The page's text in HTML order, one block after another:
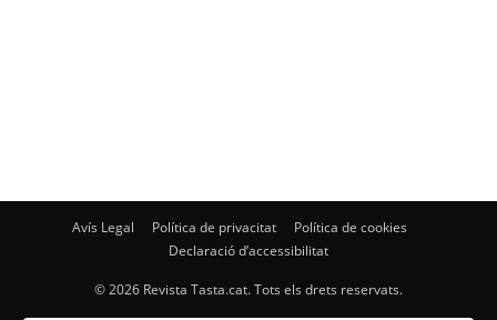
Avís Legal Política de privacitat
Política de cookies
Declaració d’accessibilitat
© 2026 Revista Tasta.cat. Tots els drets reservats.